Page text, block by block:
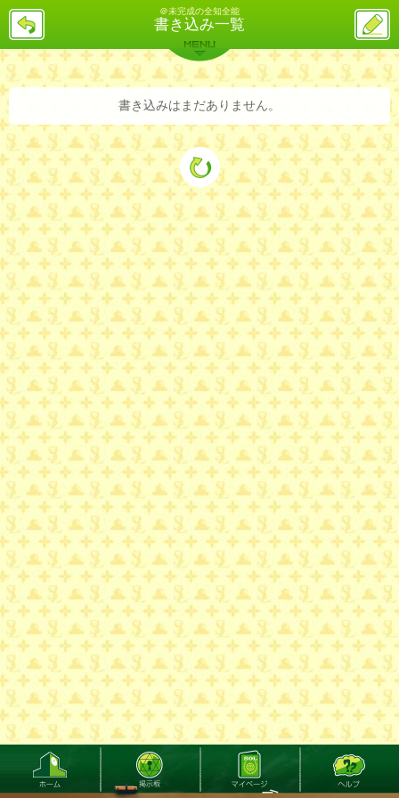
＠未完成の全知全能
書き込み一覧
戻
ス
投
稿
バックナンバー 詳細検索 ランキング
MENU
書き込みはまだありません。